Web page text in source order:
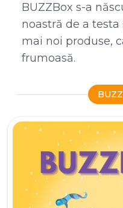
BUZZBox s-a
noastră de a
mai noi produse,
frumoasă.